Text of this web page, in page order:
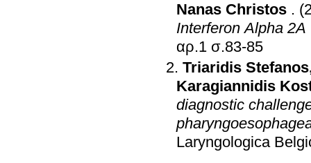
Nanas Christos .
Interferon Alpha 2A
αρ.1 σ.83-85
Triaridis Stefanos
Karagiannidis
diagnostic
Laryngologica